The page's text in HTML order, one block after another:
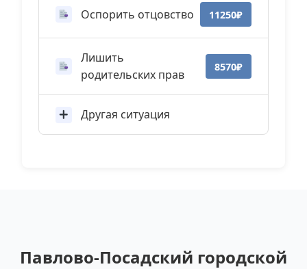
Оспорить отцовство 11250₽
Лишить
родительских прав
8570₽
Другая ситуация
Павлово-Посадский городской